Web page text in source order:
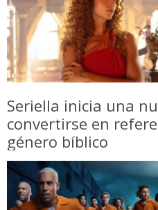
Seriella inicia una
convertirse en
género bíblico